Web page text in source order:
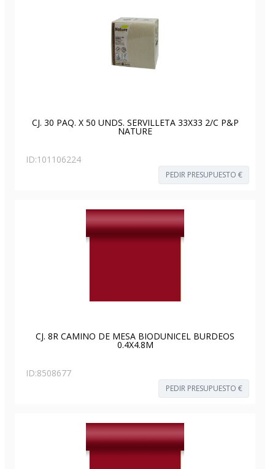
CJ. 30 PAQ. X 50 UNDS. SERVILLETA 33X33 2/C P&P
NATURE
ID:101106224
PEDIR PRESUPUESTO €
CJ. 8R CAMINO DE MESA BIODUNICEL BURDEOS
0.4X4.8M
ID:8508677
PEDIR PRESUPUESTO €